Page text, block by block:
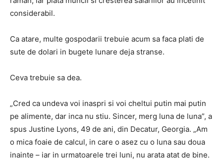
considerabil.
Ca atare, multe gospodarii trebuie acum sa faca plati de
sute de dolari in bugete lunare deja stranse.
Ceva trebuie sa dea.
„Cred ca undeva voi inaspri si voi cheltui putin mai putin
pe alimente, dar inca nu stiu. Sincer, merg luna de luna”, a
spus Justine Lyons, 49 de ani, din Decatur, Georgia. „Am
o mica foaie de calcul, in care o asez cu o luna sau doua
inainte – iar in urmatoarele trei luni, nu arata atat de bine.